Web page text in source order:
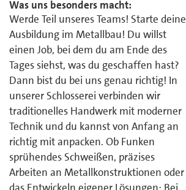
Was uns besonders macht:
Werde Teil unseres Teams! Starte deine
Ausbildung im Metallbau! Du willst
einen Job, bei dem du am Ende des
Tages siehst, was du geschaffen hast?
Dann bist du bei uns genau richtig! In
unserer Schlosserei verbinden wir
traditionelles Handwerk mit moderner
Technik und du kannst von Anfang an
richtig mit anpacken. Ob Funken
sprühendes Schweißen, präzises
Arbeiten an Metallkonstruktionen oder